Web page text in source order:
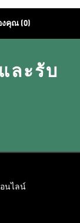
งคุณ (0)
ละรับ
นไลน์